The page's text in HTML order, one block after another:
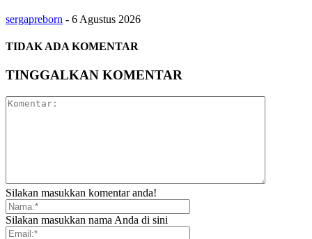
sergapreborn - 6 Agustus 2026
TIDAK ADA KOMENTAR
TINGGALKAN KOMENTAR
Silakan masukkan komentar anda!
Silakan masukkan nama Anda di sini